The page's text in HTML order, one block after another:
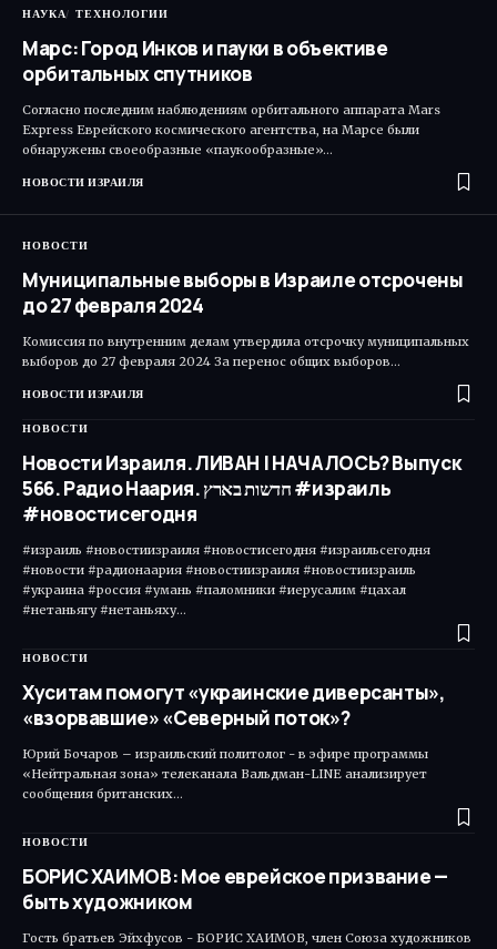
НАУКА ТЕХНОЛОГИИ
Марс: Город Инков и пауки в объективе
орбитальных спутников
Согласно последним наблюдениям орбитального аппарата Mars
Express Еврейского космического агентства, на Марсе были
обнаружены своеобразные «паукообразные»…
НОВОСТИ ИЗРАИЛЯ
НОВОСТИ
Муниципальные выборы в Израиле отсрочены
до 27 февраля 2024
Комиссия по внутренним делам утвердила отсрочку муниципальных
выборов до 27 февраля 2024 За перенос общих выборов…
НОВОСТИ ИЗРАИЛЯ
НОВОСТИ
Новости Израиля. ЛИВАН | НАЧАЛОСЬ? Выпуск
566. Радио Наария. חדשות בארץ #израиль
#новостисегодня
#израиль #новостиизраиля #новостисегодня #израильсегодня
#новости #радионаария #новостиизраиля #новостиизраиль
#украина #россия #умань #паломники #иерусалим #цахал
#нетаньягу #нетаньяху…
НОВОСТИ
Хуситам помогут «украинские диверсанты»,
«взорвавшие» «Северный поток»?
Юрий Бочаров – израильский политолог - в эфире программы
«Нейтральная зона» телеканала Вальдман-LINE анализирует
сообщения британских…
НОВОСТИ
БОРИС ХАИМОВ: Мое еврейское призвание —
быть художником
Гость братьев Эйхфусов - БОРИС ХАИМОВ, член Союза художников